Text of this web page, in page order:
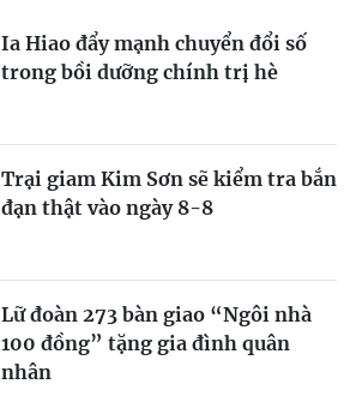
Ia Hiao đẩy mạnh chuyển đổi số
trong bồi dưỡng chính trị hè
Trại giam Kim Sơn sẽ kiểm tra bắn
đạn thật vào ngày 8-8
Lữ đoàn 273 bàn giao “Ngôi nhà
100 đồng” tặng gia đình quân
nhân